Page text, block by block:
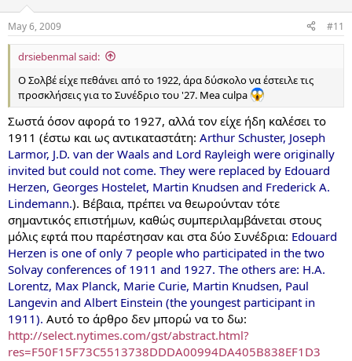
May 6, 2009 #11
drsiebenmal said:
Ο Σολβέ είχε πεθάνει από το 1922, άρα δύσκολο να έστειλε τις
προσκλήσεις για το Συνέδριο του '27. Mea culpa
Σωστά όσον αφορά το 1927, αλλά τον είχε ήδη καλέσει το
1911 (έστω και ως αντικαταστάτη: Arthur Schuster, Joseph
Larmor, J.D. van der Waals and Lord Rayleigh were originally
invited but could not come. They were replaced by Edouard
Herzen, Georges Hostelet, Martin Knudsen and Frederick A.
Lindemann.). Βέβαια, πρέπει να θεωρούνταν τότε
σημαντικός επιστήμων, καθώς συμπεριλαμβάνεται στους
μόλις εφτά που παρέστησαν και στα δύο Συνέδρια: Edouard
Herzen is one of only 7 people who participated in the two
Solvay conferences of 1911 and 1927. The others are: H.A.
Lorentz, Max Planck, Marie Curie, Martin Knudsen, Paul
Langevin and Albert Einstein (the youngest participant in
1911). Αυτό το άρθρο δεν μπορώ να το δω:
http://select.nytimes.com/gst/abstract.html?
res=F50F15F73C5513738DDDA00994DA405B838EF1D3